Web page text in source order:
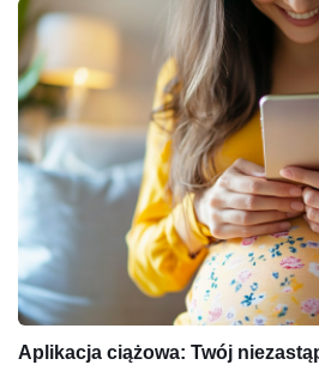
Aplikacja ciążowa: Twój